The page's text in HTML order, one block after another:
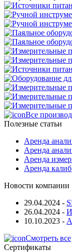
Все
Полезные статьи
Аренда
Аренда
Аренда
Аренда
Новости компании
29.04.2024 -
26.04.2024 -
10.10.2023 -
Смотреть все
Сертификаты